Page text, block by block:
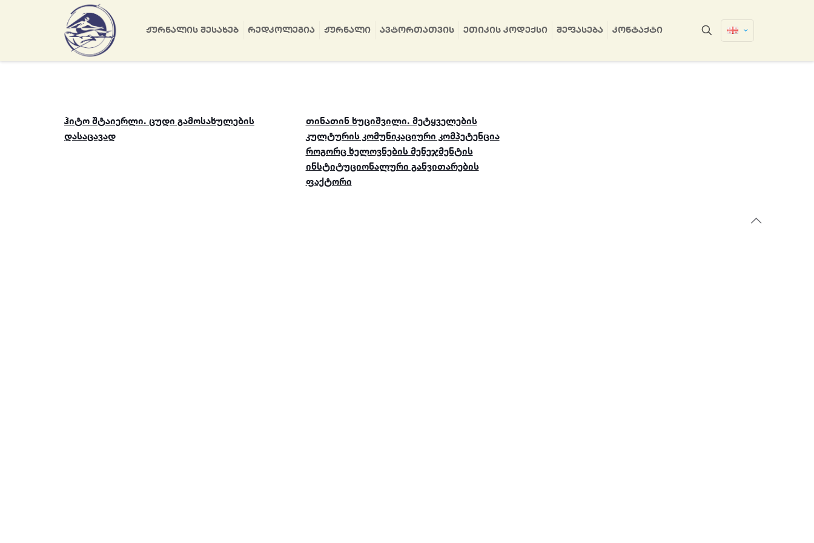
ᲟᲣᲠᲜᲐᲚᲘᲡ ᲨᲔᲡᲐᲮᲔᲑ ᲠᲔᲓᲙᲝᲚᲔᲒᲘᲐ ᲟᲣᲠᲜᲐᲚᲘ ᲐᲕᲢᲝᲠᲗᲐᲗᲕᲘᲡ ᲔᲗᲘᲙᲘᲡ ᲙᲝᲓᲔᲥᲡᲘ ᲨᲔᲤᲐᲡᲔᲑᲐ ᲙᲝᲜᲢᲐᲥᲢᲘ
ჰიტო შტაიერლი. ცუდი გამოსახულების
დასაცავად
თინათინ ხუციშვილი. მეტყველების
კულტურის კომუნიკაციური კომპეტენცია
როგორც ხელოვნების მენეჯმენტის
ინსტიტუციონალური განვითარების
ფაქტორი